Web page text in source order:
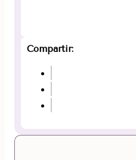
Compartir: